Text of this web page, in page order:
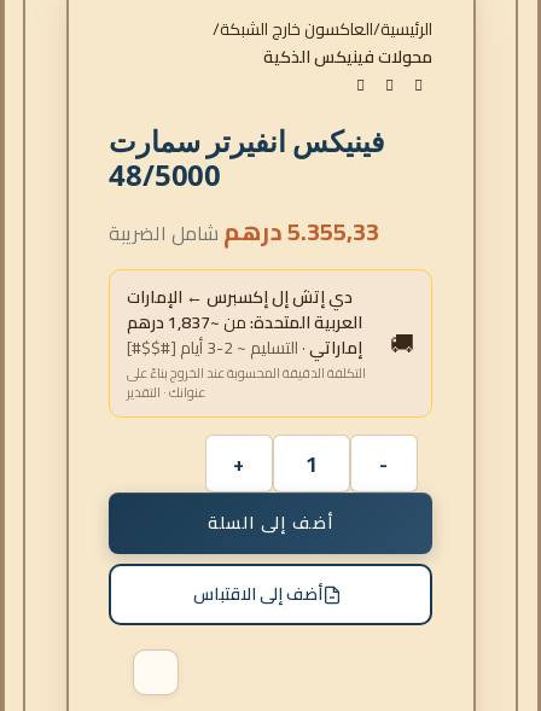
الرئيسية العاكسون خارج الشبكة
محولات فينيكس الذكية
فينيكس انفيرتر سمارت
48/5000
5.355,33درهم شامل الضريبة
🚚
دي إتش إل إكسبرس ← الإمارات
العربية المتحدة:من
~1,837 درهم
إماراتي· التسليم ~ 2-3 أيام [#$$#]
التكلفة الدقيقة المحسوبة عند الخروج بناءً على
عنوانك · التقدير
أضف إلى السلة
أضف إلى الاقتباس